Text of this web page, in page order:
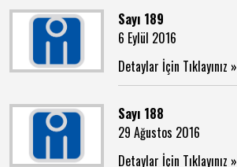
Sayı 189
6 Eylül 2016
Detaylar İçin Tıklayınız »
Sayı 188
29 Ağustos 2016
Detaylar İçin Tıklayınız »